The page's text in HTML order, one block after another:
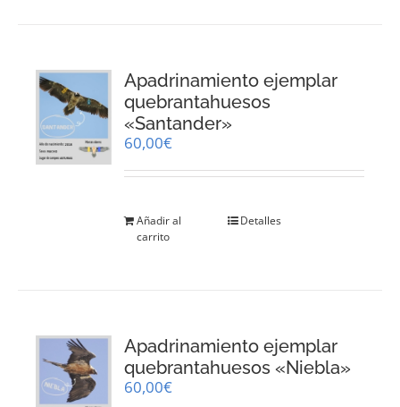
Apadrinamiento ejemplar
quebrantahuesos
«Santander»
60,00€
Añadir al
carrito
Detalles
Apadrinamiento ejemplar
quebrantahuesos «Niebla»
60,00€